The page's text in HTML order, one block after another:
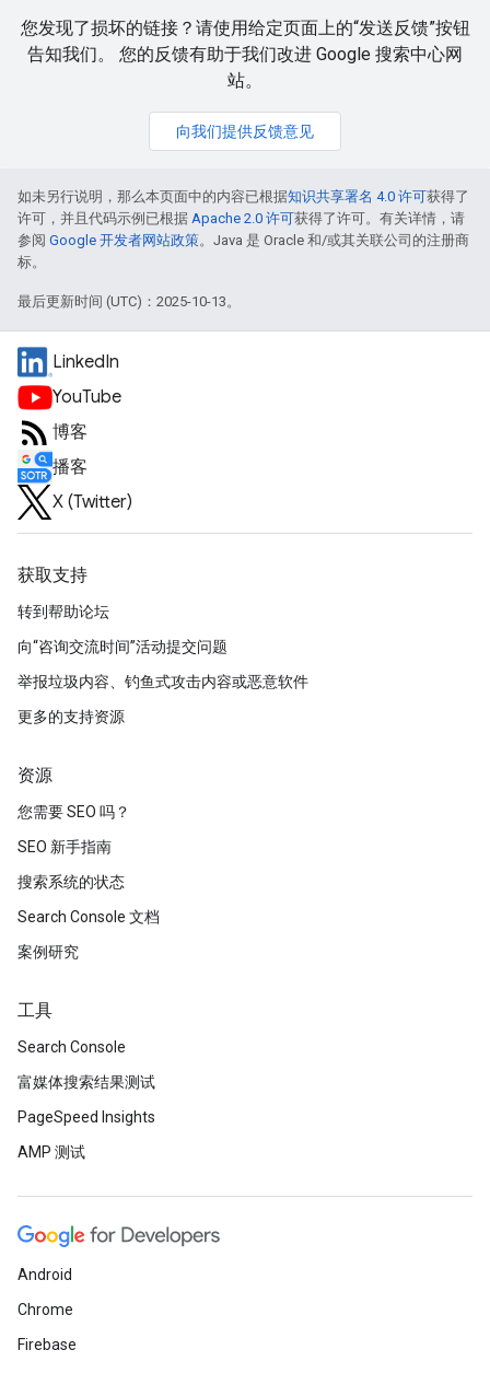
您发现了损坏的链接？请使用给定页面上的“发送反馈”按钮
告知我们。 您的反馈有助于我们改进 Google 搜索中心网
站。
向我们提供反馈意见
如未另行说明，那么本页面中的内容已根据知识共享署名 4.0 许可获得了
许可，并且代码示例已根据 Apache 2.0 许可获得了许可。有关详情，请
参阅 Google 开发者网站政策。Java 是 Oracle 和/或其关联公司的注册商
标。
最后更新时间 (UTC)：2025-10-13。
LinkedIn
YouTube
博客
播客
X (Twitter)
获取支持
转到帮助论坛
向“咨询交流时间”活动提交问题
举报垃圾内容、钓鱼式攻击内容或恶意软件
更多的支持资源
资源
您需要 SEO 吗？
SEO 新手指南
搜索系统的状态
Search Console 文档
案例研究
工具
Search Console
富媒体搜索结果测试
PageSpeed Insights
AMP 测试
Android
Chrome
Firebase